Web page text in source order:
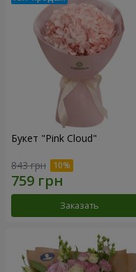
Букет "Pink Cloud"
843 грн
Заказать